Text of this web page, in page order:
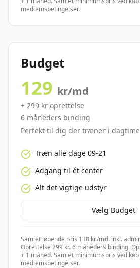
medlemsbetingelser.
Budget
129 kr/md
+ 299 kr oprettelse
6 måneders binding
Perfekt til dig der træner i
Træn alle dage 09-21
Adgang til ét center
Alt det vigtige udstyr
Vælg Budget
Samlet løbende pris 138 kr./md. inkl.
Oprettelse 299 kr. 6 måneders binding.
+ 1 måned. Samlet minimumspris ved køb
medlemsbetingelser.